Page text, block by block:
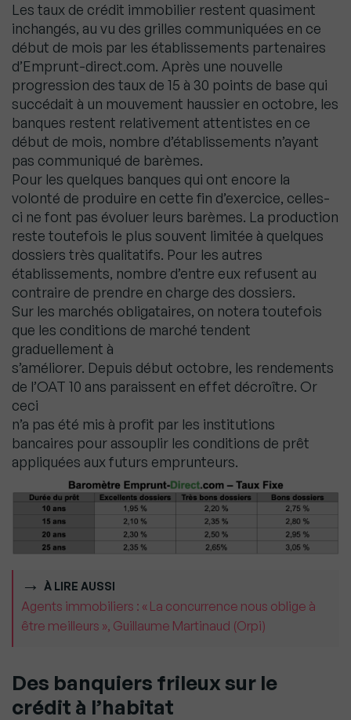
Les taux de crédit immobilier restent quasiment
inchangés, au vu des grilles communiquées en ce
début de mois par les établissements partenaires
d’Emprunt-direct.com. Après une nouvelle
progression des taux de 15 à 30 points de base qui
succédait à un mouvement haussier en octobre, les
banques restent relativement attentistes en ce
début de mois, nombre d’établissements n’ayant
pas communiqué de barèmes.
Pour les quelques banques qui ont encore la
volonté de produire en cette fin d’exercice, celles-
ci ne font pas évoluer leurs barèmes. La production
reste toutefois le plus souvent limitée à quelques
dossiers très qualitatifs. Pour les autres
établissements, nombre d’entre eux refusent au
contraire de prendre en charge des dossiers.
Sur les marchés obligataires, on notera toutefois
que les conditions de marché tendent
graduellement à
s’améliorer. Depuis début octobre, les rendements
de l’OAT 10 ans paraissent en effet décroître. Or
ceci
n’a pas été mis à profit par les institutions
bancaires pour assouplir les conditions de prêt
appliquées aux futurs emprunteurs.
À LIRE AUSSI
Agents immobiliers : « La concurrence nous oblige à
être meilleurs », Guillaume Martinaud (Orpi)
Des banquiers frileux sur le
crédit à l’habitat